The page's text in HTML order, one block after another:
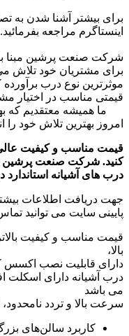
برای بیشتر آشنا شدن به
اینستاگرم مراجعه بفرمائید.
شرکت صنعت پرشین مبنا
برای مشتریان خود تلاش
موثرترین نوع درب برآورده
قیمتی مناسب در اختیار
ما همیشه معتقدیم که
امروز بهترین تلاش خود را
قیمت مناسب و کیفیت عالی
کنید. شرکت صنعت پرشین
درب های آشیانه استاندارد
جهت دریافت اطلاعات
پایینی سایت می توانید
قیمت مناسب و کیفیت
بالا،
دارای قابلیت نصب اکسس
می باشد
سرعت بالا و تردد
کاربرد سالن‌های